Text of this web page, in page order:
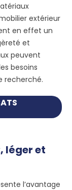
extérieur
en effet un
et
peuvent
besoins
recherché.
léger et
l’avantage